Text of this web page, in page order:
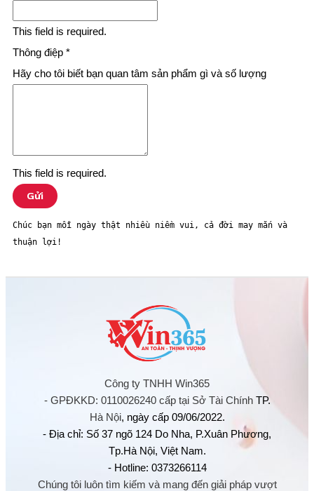
This field is required.
Thông điệp *
Hãy cho tôi biết bạn quan tâm sản phẩm gì và số lượng
This field is required.
Gửi
Chúc bạn mỗi ngày thật nhiều niềm vui, cả đời may mắn và
thuận lợi!
Công ty TNHH Win365
- GPĐKKD: 0110026240 cấp tại Sở Tài Chính TP.
Hà Nội, ngày cấp 09/06/2022.
- Địa chỉ: Số 37 ngõ 124 Do Nha, P.Xuân Phương,
Tp.Hà Nội, Việt Nam.
- Hotline: 0373266114
Chúng tôi luôn tìm kiếm và mang đến giải pháp vượt